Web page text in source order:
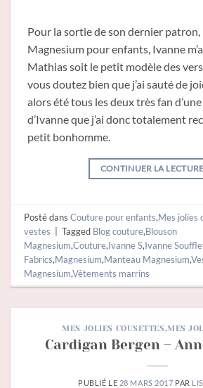
Pour la sortie de son dernier patron,
Magnesium pour enfants, Ivanne
Mathias soit le petit modèle des
vous doutez bien que j’ai sauté de
alors été tous les deux très fan
d’Ivanne que j’ai donc totalement
petit bonhomme.
CONTINUER LA LECTURE
Posté dansCouture pour enfants,Mes jolies
vestes
Tagged Blog couture,Blouson
Magnesium,Couture,Ivanne S,Ivanne
Fabrics,Magnesium,Manteau Magnesium,
Magnesium,Vêtements marrins
MES JOLIES COUSETTES,MES
Cardigan Bergen –
PUBLIÉ LE 28 MARS 2017 PAR